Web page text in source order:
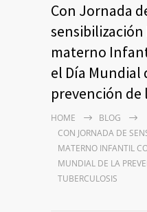
Con Jornada
materno
el Día Mundial
prevención
HOME
BLOG
CON JORNADA DE
MATERNO INFANTIL
MUNDIAL DE LA
TUBERCULOSIS